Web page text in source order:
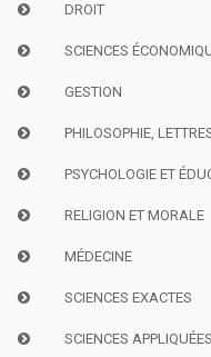
DROIT
SCIENCES
GESTION
PHILOSOPHIE,
PSYCHOLOGIE ET
RELIGION ET MORALE
MÉDECINE
SCIENCES EXACTES
SCIENCES APPLIQUÉES